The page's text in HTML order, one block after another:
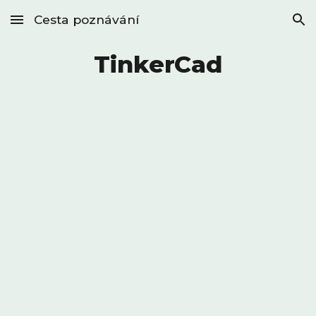
Skip to main content Skip to navigation
Cesta poznávání
TinkerCad